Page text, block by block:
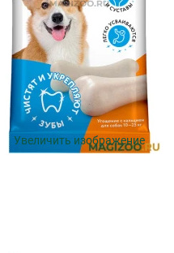
Увеличить изображение